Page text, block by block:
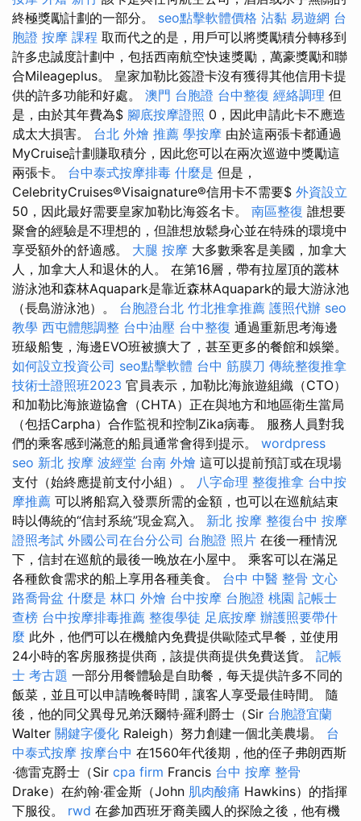
終極獎勵計劃的一部分。 seo點擊軟體價格 沾黏 易遊網 台
胞證 按摩 課程 取而代之的是，用戶可以將獎勵積分轉移到
許多忠誠度計劃中，包括西南航空快速獎勵，萬豪獎勵和聯
合Mileageplus。 皇家加勒比簽證卡沒有獲得其他信用卡提
供的許多功能和好處。 澳門 台胞證 台中整復 經絡調理 但
是，由於其年費為$ 腳底按摩證照 0，因此申請此卡不應造
成太大損害。 台北 外燴 推薦 學按摩 由於這兩張卡都通過
MyCruise計劃賺取積分，因此您可以在兩次巡遊中獎勵這
兩張卡。 台中泰式按摩排毒 什麼是 但是，
CelebrityCruises®Visaignature®信用卡不需要$ 外資設立
50，因此最好需要皇家加勒比海簽名卡。 南區整復 誰想要
聚會的經驗是不理想的，但誰想放鬆身心並在特殊的環境中
享受額外的舒適感。 大腿 按摩 大多數乘客是美國，加拿大
人，加拿大人和退休的人。 在第16層，帶有拉屋頂的叢林
游泳池和森林Aquapark是靠近森林Aquapark的最大游泳池
（長島游泳池）。 台胞證台北 竹北推拿推薦 護照代辦 seo
教學 西屯體態調整 台中油壓 台中整復 通過重新思考海邊
班級船隻，海邊EVO班被擴大了，甚至更多的餐館和娛樂。
如何設立投資公司 seo點擊軟體 台中 筋膜刀 傳統整復推拿
技術士證照班2023 官員表示，加勒比海旅遊組織（CTO）
和加勒比海旅遊協會（CHTA）正在與地方和地區衛生當局
（包括Carpha）合作監視和控制Zika病毒。 服務人員對我
們的乘客感到滿意的船員通常會得到提示。 wordpress
seo 新北 按摩 波經堂 台南 外燴 這可以提前預訂或在現場
支付（始終應提前支付小組）。 八字命理 整復推拿 台中按
摩推薦 可以將船寫入發票所需的金額，也可以在巡航結束
時以傳統的“信封系統”現金寫入。 新北 按摩 整復台中 按摩
證照考試 外國公司在台分公司 台胞證 照片 在後一種情況
下，信封在巡航的最後一晚放在小屋中。 乘客可以在滿足
各種飲食需求的船上享用各種美食。 台中 中醫 整骨 文心
路喬骨盆 什麼是 林口 外燴 台中按摩 台胞證 桃園 記帳士
查榜 台中按摩排毒推薦 整復學徒 足底按摩 辦護照要帶什
麼 此外，他們可以在機艙內免費提供歐陸式早餐，並使用
24小時的客房服務提供商，該提供商提供免費送貨。 記帳
士 考古題 一部分用餐體驗是自助餐，每天提供許多不同的
飯菜，並且可以申請晚餐時間，讓客人享受最佳時間。 隨
後，他的同父異母兄弟沃爾特·羅利爵士（Sir 台胞證宜蘭
Walter 關鍵字優化 Raleigh）努力創建一個北美農場。 台
中泰式按摩 按摩台中 在1560年代後期，他的侄子弗朗西斯
·德雷克爵士（Sir cpa firm Francis 台中 按摩 整骨
Drake）在約翰·霍金斯（John 肌肉酸痛 Hawkins）的指揮
下服役。 rwd 在參加西班牙裔美國人的探險之後，他有機